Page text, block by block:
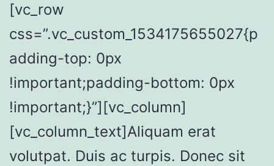
[vc_row
css=”.vc_custom_1534175655027{p
adding-top: 0px
!important;padding-bottom: 0px
!important;}”][vc_column]
[vc_column_text]Aliquam erat
volutpat. Duis ac turpis. Donec sit